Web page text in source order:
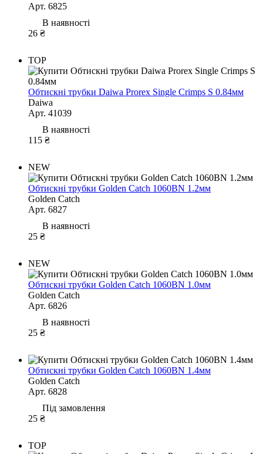
Арт. 6825
В наявності
26 ₴
TOP
Обтискні трубки Daiwa Prorex Single Crimps S 0.84мм
Daiwa
Арт. 41039
В наявності
115 ₴
NEW
Обтискні трубки Golden Catch 1060BN 1.2мм
Golden Catch
Арт. 6827
В наявності
25 ₴
NEW
Обтискні трубки Golden Catch 1060BN 1.0мм
Golden Catch
Арт. 6826
В наявності
25 ₴
Обтискні трубки Golden Catch 1060BN 1.4мм
Golden Catch
Арт. 6828
Під замовлення
25 ₴
TOP